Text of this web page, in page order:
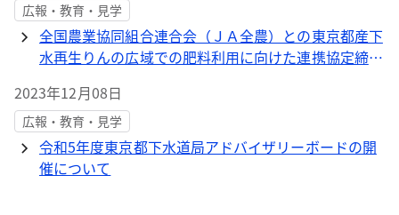
広報・教育・見学
全国農業協同組合連合会（ＪＡ全農）との東京都産下
水再生りんの広域での肥料利用に向けた連携協定締結
2023年12月08日
広報・教育・見学
令和5年度東京都下水道局アドバイザリーボードの開
催について